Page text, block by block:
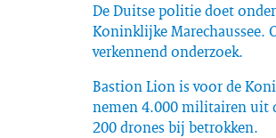
De Duitse politie doet
Koninklijke Marechaussee.
verkennend onderzoek.
Bastion Lion is voor de
nemen 4.000 militairen uit
200 drones bij betrokken.